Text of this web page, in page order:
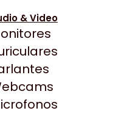
& Video
Max Tecno